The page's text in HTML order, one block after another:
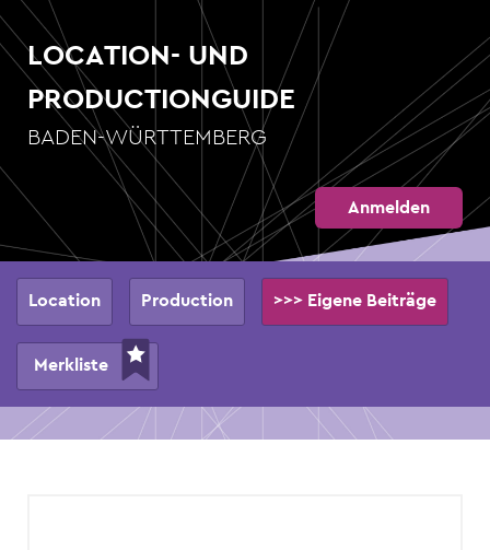
Direkt
zum
Inhalt
LOCATION- UND
PRODUCTIONGUIDE
BADEN-WÜRTTEMBERG
Anmelden
Hauptnavigation
Location Production >>> Eigene Beiträge
Merkliste